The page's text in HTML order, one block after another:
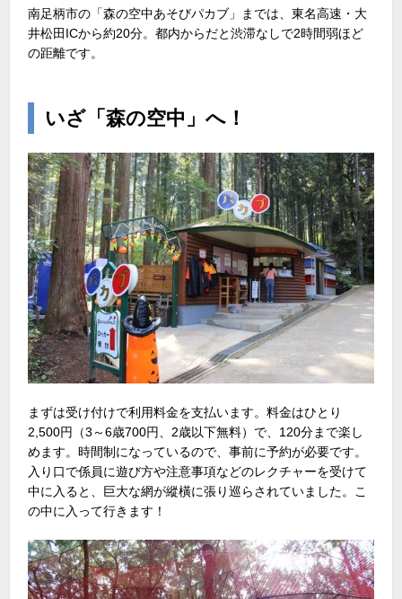
南足柄市の「森の空中あそびパカブ」までは、東名高速・大
井松田ICから約20分。都内からだと渋滞なしで2時間弱ほど
の距離です。
いざ「森の空中」へ！
まずは受け付けで利用料金を支払います。料金はひとり
2,500円（3～6歳700円、2歳以下無料）で、120分まで楽し
めます。時間制になっているので、事前に予約が必要です。
入り口で係員に遊び方や注意事項などのレクチャーを受けて
中に入ると、巨大な網が縱橫に張り巡らされていました。こ
の中に入って行きます！